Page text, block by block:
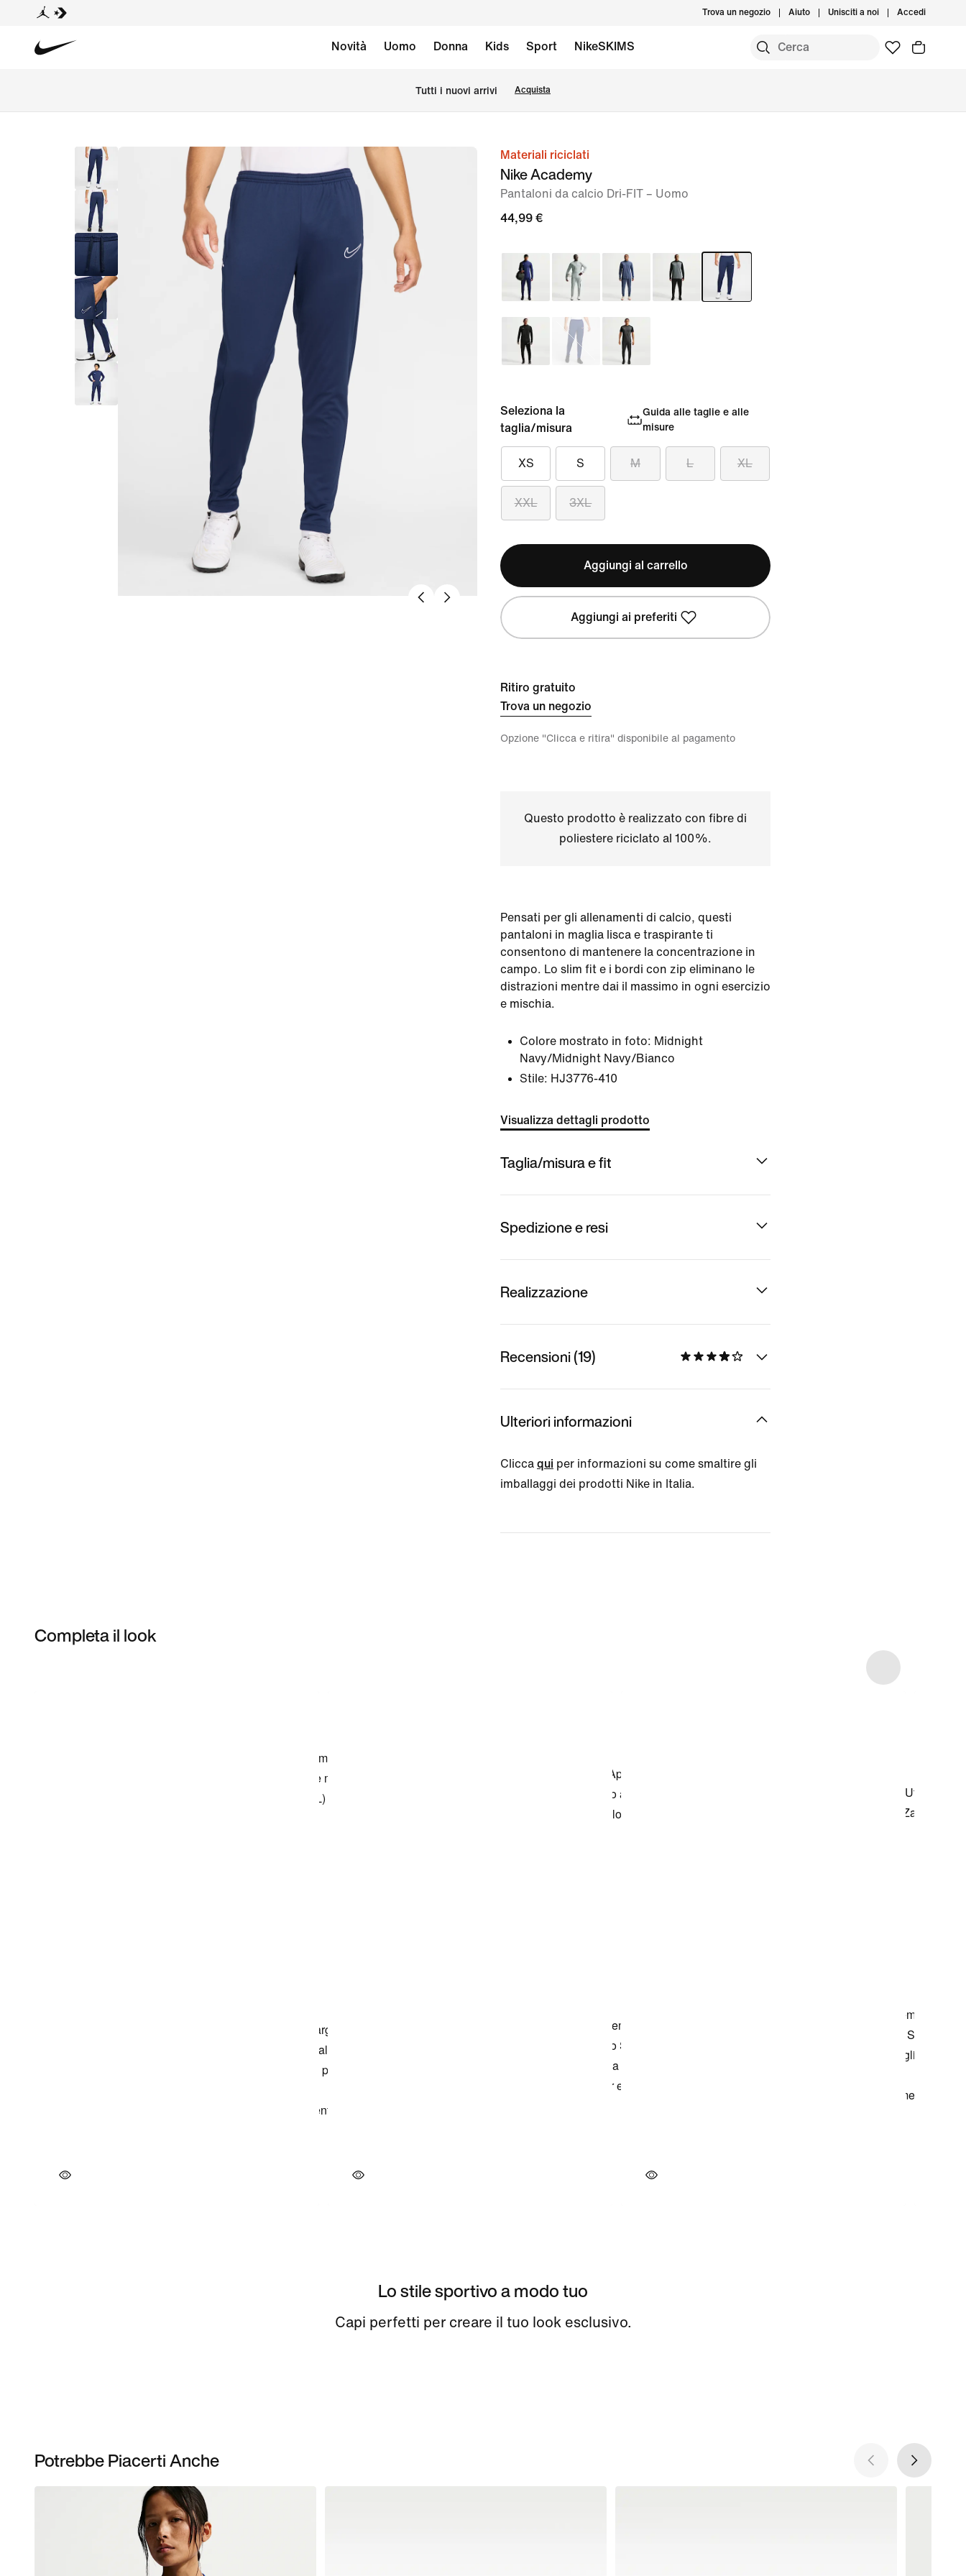
Trova un negozio Aiuto Unisciti a noi Accedi
Novità Uomo Donna Kids Sport NikeSKIMS
Tutti i nuovi arrivi Acquista
immagine
Materiali riciclati
Nike Academy
Pantaloni da calcio Dri-FIT – Uomo
44,99 €
Seleziona la
taglia/misura
Guida alle taglie e alle
misure
XS S M L XL
XXL 3XL
Aggiungi al carrello
Aggiungi ai preferiti
Ritiro gratuito
Trova un negozio
Opzione "Clicca e ritira" disponibile al pagamento
Questo prodotto è realizzato con fibre di
poliestere riciclato al 100%.
Pensati per gli allenamenti di calcio, questi
pantaloni in maglia lisca e traspirante ti
consentono di mantenere la concentrazione in
campo. Lo slim fit e i bordi con zip eliminano le
distrazioni mentre dai il massimo in ogni esercizio
e mischia.
Colore mostrato in foto: Midnight
Navy/Midnight Navy/Bianco
Stile: HJ3776-410
Visualizza dettagli prodotto
Taglia/misura e fit
Spedizione e resi
Realizzazione
Recensioni (19)
Ulteriori informazioni
Clicca qui per informazioni su come smaltire gli
imballaggi dei prodotti Nike in Italia.
Completa il look
Lo stile sportivo a modo tuo
Capi perfetti per creare il tuo look esclusivo.
Potrebbe Piacerti Anche